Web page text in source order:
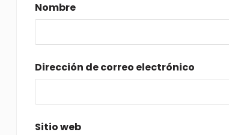
Nombre
Dirección de correo electrónico
Sitio web